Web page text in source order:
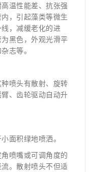
温性能差、抗张强
，引起藻类等微生
，减缓老化的进
黑色，外观光滑平
志等。
喷头有散射、旋转
、齿轮驱动自动升
面积绿地喷洒。
喷嘴或可调角度的
。散射喷头不但适